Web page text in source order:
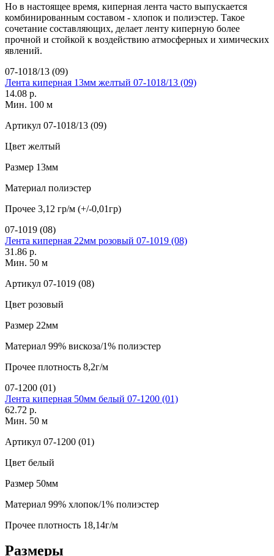
Но в настоящее время, киперная лента часто выпускается
комбинированным составом - хлопок и полиэстер. Такое
сочетание составляющих, делает ленту киперную более
прочной и стойкой к воздействию атмосферных и химических
явлений.
07-1018/13 (09)
Лента киперная 13мм желтый 07-1018/13 (09)
14.08 р.
Мин. 100 м
Артикул 07-1018/13 (09)
Цвет желтый
Размер 13мм
Материал полиэстер
Прочее 3,12 гр/м (+/-0,01гр)
07-1019 (08)
Лента киперная 22мм розовый 07-1019 (08)
31.86 р.
Мин. 50 м
Артикул 07-1019 (08)
Цвет розовый
Размер 22мм
Материал 99% вискоза/1% полиэстер
Прочее плотность 8,2г/м
07-1200 (01)
Лента киперная 50мм белый 07-1200 (01)
62.72 р.
Мин. 50 м
Артикул 07-1200 (01)
Цвет белый
Размер 50мм
Материал 99% хлопок/1% полиэстер
Прочее плотность 18,14г/м
Размеры